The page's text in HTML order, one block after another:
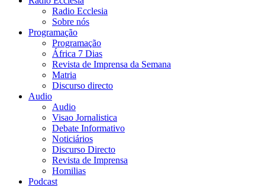
Radio Ecclesia
Sobre nós
Programação
Programação
África 7 Dias
Revista de Imprensa da Semana
Matria
Discurso directo
Audio
Audio
Visao Jornalistica
Debate Informativo
Noticiários
Discurso Directo
Revista de Imprensa
Homilias
Podcast